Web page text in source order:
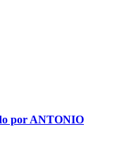
por ANTONIO